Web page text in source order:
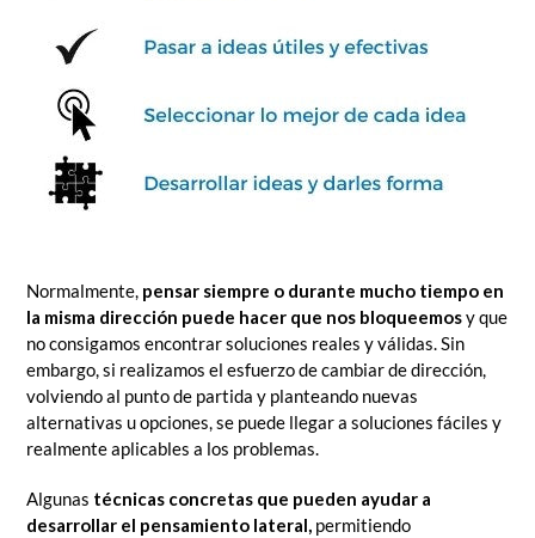
Normalmente, pensar siempre o durante mucho tiempo en
la misma dirección puede hacer que nos bloqueemosy que
no consigamos encontrar soluciones reales y válidas. Sin
embargo, si realizamos el esfuerzo de cambiar de dirección,
volviendo al punto de partida y planteando nuevas
alternativas u opciones, se puede llegar a soluciones fáciles y
realmente aplicables a los problemas.
Algunas técnicas concretas que pueden ayudar a
desarrollar el pensamiento lateral, permitiendo